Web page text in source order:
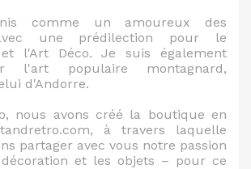
comme un amoureux des
une prédilection pour le
et l'Art Déco. Je suis également
l'art populaire montagnard,
d'Andorre.
nous avons créé la boutique en
à travers laquelle
partager avec vous notre passion
et les objets – pour ce